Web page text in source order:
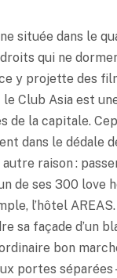
située dans le
qui ne
y projette des
Club Asia est
de la capitale.
dans le dédale
raison :
de ses 300 love
l’hôtel
sa façade d’un
bon
portes séparées